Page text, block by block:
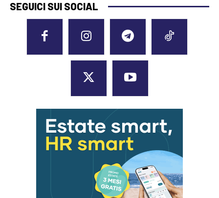
SEGUICI SUI SOCIAL